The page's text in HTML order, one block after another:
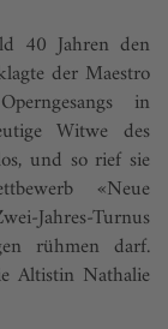
40 Jahren den
der Maestro
in
Witwe des
und so rief sie
«Neue
Jahres-Turnus
rühmen darf.
Altistin Nathalie